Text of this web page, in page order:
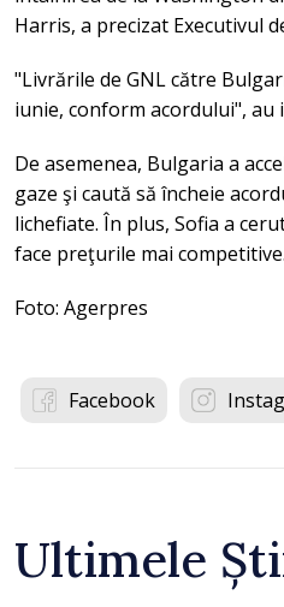
Harris, a precizat Executivul
"Livrările de GNL către
iunie, conform acordului",
De asemenea, Bulgaria a
gaze şi caută să încheie
lichefiate. În plus, Sofia a
face preţurile mai competitive.
Foto: Agerpres
Facebook
Ultimele